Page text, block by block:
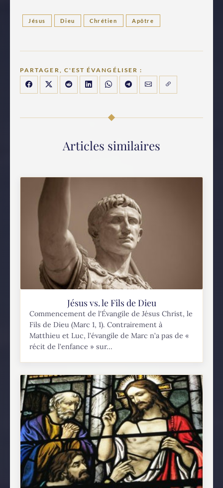
Jésus Dieu Chrétien Apôtre
PARTAGER, C'EST ÉVANGÉLISER :
Articles similaires
Jésus vs. le Fils de Dieu
Commencement de l'Évangile de Jésus Christ, le
Fils de Dieu (Marc 1, 1). Contrairement à
Matthieu et Luc, l’évangile de Marc n’a pas de «
récit de l’enfance » sur...